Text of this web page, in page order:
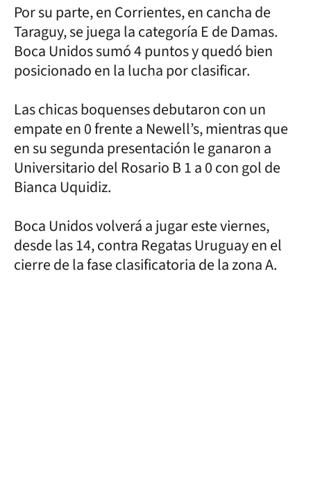
Por su parte, en Corrientes, en cancha de
Taraguy, se juega la categoría E de Damas.
Boca Unidos sumó 4 puntos y quedó bien
posicionado en la lucha por clasificar.
Las chicas boquenses debutaron con un
empate en 0 frente a Newell’s, mientras que
en su segunda presentación le ganaron a
Universitario del Rosario B 1 a 0 con gol de
Bianca Uquidiz.
Boca Unidos volverá a jugar este viernes,
desde las 14, contra Regatas Uruguay en el
cierre de la fase clasificatoria de la zona A.